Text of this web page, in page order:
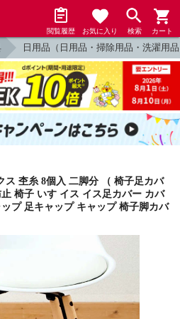
閲覧履歴 お気に入り 検索 カート
日用品（日用品・掃除用品・洗濯用
ス 杢糸 8個入 二脚分 （ 椅子足カバ
椅子 いす イス イス足カバー カバ
プ 足キャップ キャップ 椅子脚カバ